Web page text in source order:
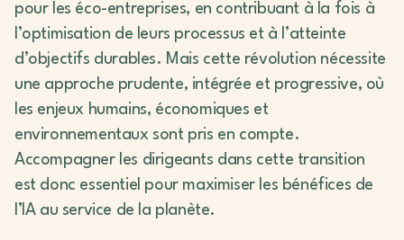
pour les éco-entreprises, en contribuant à la fois à
l’optimisation de leurs processus et à l’atteinte
d’objectifs durables. Mais cette révolution nécessite
une approche prudente, intégrée et progressive, où
les enjeux humains, économiques et
environnementaux sont pris en compte.
Accompagner les dirigeants dans cette transition
est donc essentiel pour maximiser les bénéfices de
l’IA au service de la planète.